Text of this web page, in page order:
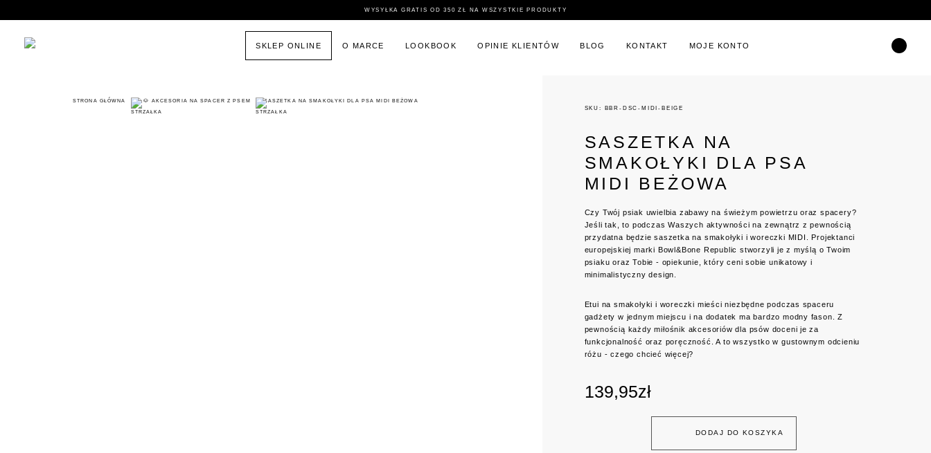
WYSYŁKA GRATIS OD 350 ZŁ NA WSZYSTKIE PRODUKTY
SKLEP ONLINE O MARCE LOOKBOOK OPINIE KLIENTÓW BLOG KONTAKT MOJE KONTO
STRONA GŁÓWNA 🐶 AKCESORIA NA SPACER Z PSEM SASZETKA NA SMAKOŁYKI DLA PSA MIDI BEŻOWA
SKU: BBR-DSC-MIDI-BEIGE
SASZETKA NA
SMAKOŁYKI DLA PSA
MIDI BEŻOWA
Czy Twój psiak uwielbia zabawy na świeżym powietrzu oraz spacery?
Jeśli tak, to podczas Waszych aktywności na zewnątrz z pewnością
przydatna będzie saszetka na smakołyki i woreczki MIDI.Projektanci
europejskiej marki Bowl&Bone Republic stworzyli je z myślą o Twoim
psiaku oraz Tobie - opiekunie, który ceni sobie unikatowy i
minimalistyczny design.
Etui na smakołyki i woreczki mieści niezbędne podczas spaceru
gadżety w jednym miejscu i na dodatek ma bardzo modny fason. Z
pewnością każdy miłośnik akcesoriów dla psów doceni je za
funkcjonalność oraz poręczność. A to wszystko w gustownym odcieniu
różu - czego chcieć więcej?
139,95zł
DODAJ DO KOSZYKA